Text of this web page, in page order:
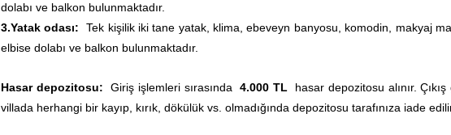
dolabı ve balkon bulunmaktadır.
3.Yatak odası:
Tek kişilik iki tane yatak, klima, ebeveyn banyosu, komodin, makyaj
elbise dolabı ve balkon bulunmaktadır.
Hasar depozitosu: Giriş işlemleri sırasında4.000 TL hasar depozitosu alınır.
villada herhangi bir kayıp, kırık, dökülük vs. olmadığında depozitosu tarafınıza iade